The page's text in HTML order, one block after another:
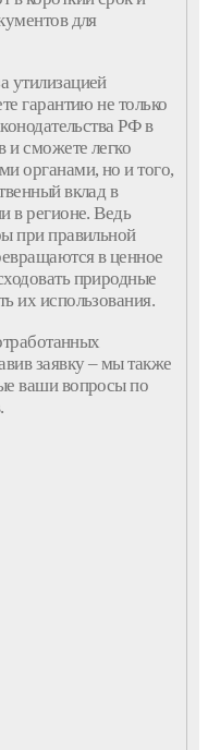
для
утилизацией
гарантию не только
РФ в
и сможете легко
органами, но и того,
вклад в
в регионе. Ведь
при правильной
в ценное
природные
их использования.
заявку – мы также
ваши вопросы по